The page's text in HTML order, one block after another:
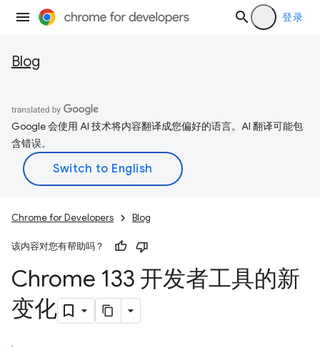
登录
Blog
Google 会使用 AI 技术将内容翻译成您偏好的语言。AI 翻译可能包
含错误。
Chrome for Developers Blog
该内容对您有帮助吗？
Chrome 133 开发者工具的新
变化